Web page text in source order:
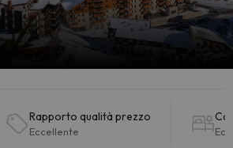
Rapporto qualità prezzo
Eccellente